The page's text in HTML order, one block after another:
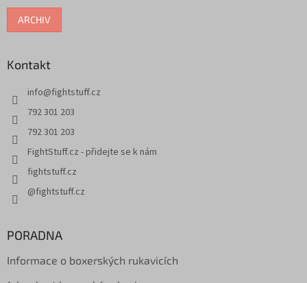
ARCHIV
Kontakt
info@fightstuff.cz
792 301 203
792 301 203
FightStuff.cz - přidejte se k nám
fightstuff.cz
@fightstuff.cz
PORADNA
Informace o boxerských rukavicích